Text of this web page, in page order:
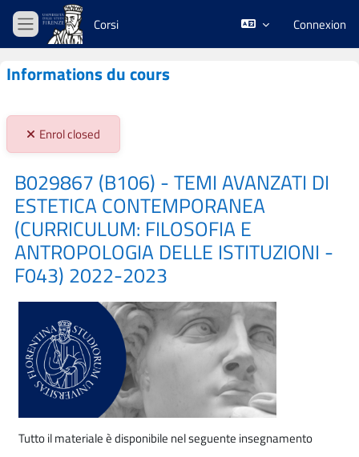
Passer au contenu principal
Panneau latéral
Corsi Connexion
Informations du cours
Stato iscrizioni:
Enrol closed
B029867 (B106) - TEMI AVANZATI DI
ESTETICA CONTEMPORANEA
(CURRICULUM: FILOSOFIA E
ANTROPOLOGIA DELLE ISTITUZIONI -
F043) 2022-2023
Tutto il materiale è disponibile nel seguente insegnamento